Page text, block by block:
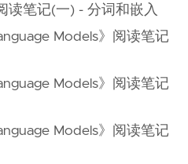
读笔记(一) - 分词和嵌入
Models》阅读笔记
Models》阅读笔记
Models》阅读笔记